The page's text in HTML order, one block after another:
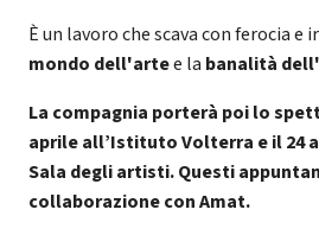
È un lavoro che scava con ferocia e
mondo dell'artee la banalità
La compagnia porterà poi lo
aprile all’Istituto Volterra e il 24
Sala degli artisti. Questi
collaborazione con Amat.